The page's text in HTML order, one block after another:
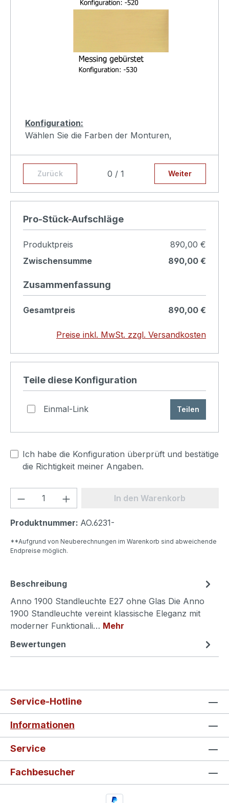
Konfiguration:
Wählen Sie die Farben der Monturen,
Zurück 0 / 1 Weiter
Pro-Stück-Aufschläge
Produktpreis
890,00 €
Zwischensumme
890,00 €
Zusammenfassung
Gesamtpreis 890,00 €
Preise inkl. MwSt. zzgl. Versandkosten
Teile diese Konfiguration
Einmal-Link Teilen
Ich habe die Konfiguration überprüft und bestätige
die Richtigkeit meiner Angaben.
Produkt Anzahl: Gib denIn den Warenkorb
Produktnummer: AO.6231-
**Aufgrund von Neuberechnungen im Warenkorb sind abweichende
Endpreise möglich.
Beschreibung
Anno 1900 Standleuchte E27 ohne Glas Die Anno
1900 Standleuchte vereint klassische Eleganz mit
moderner Funktionali… Mehr
Bewertungen
Service-Hotline
Informationen
Service
Fachbesucher